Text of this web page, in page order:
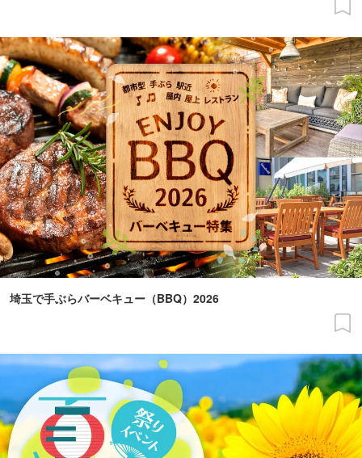
埼玉で手ぶらバーベキュー（BBQ）2026